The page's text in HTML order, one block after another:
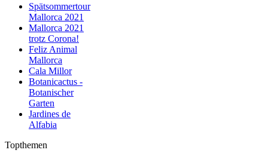
Spätsommertour
Mallorca 2021
Mallorca 2021
trotz Corona!
Feliz Animal
Mallorca
Cala Millor
Botanicactus -
Botanischer
Garten
Jardines de
Alfabia
Topthemen